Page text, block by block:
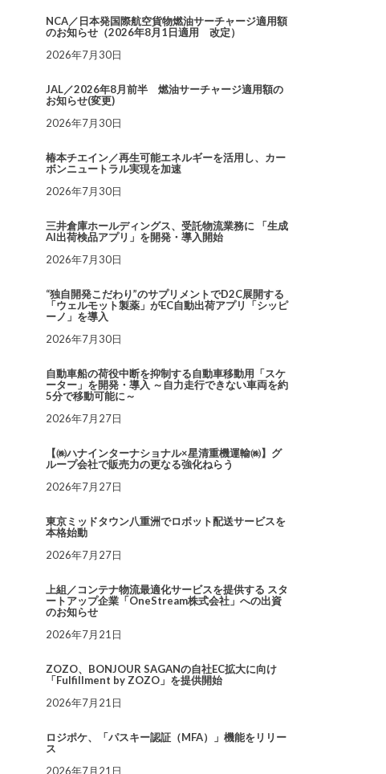
NCA／日本発国際航空貨物燃油サーチャージ適用額
のお知らせ（2026年8月1日適用 改定）
2026年7月30日
JAL／2026年8月前半 燃油サーチャージ適用額の
お知らせ(変更)
2026年7月30日
椿本チエイン／再生可能エネルギーを活用し、カー
ボンニュートラル実現を加速
2026年7月30日
三井倉庫ホールディングス、受託物流業務に 「生成
AI出荷検品アプリ」を開発・導入開始
2026年7月30日
“独自開発こだわり”のサプリメントでD2C展開する
「ウェルモット製薬」がEC自動出荷アプリ「シッピ
ーノ」を導入
2026年7月30日
自動車船の荷役中断を抑制する自動車移動用「スケ
ーター」を開発・導入 ～自力走行できない車両を約
5分で移動可能に～
2026年7月27日
【㈱ハナインターナショナル×星清重機運輸㈱】グ
ループ会社で販売力の更なる強化ねらう
2026年7月27日
東京ミッドタウン八重洲でロボット配送サービスを
本格始動
2026年7月27日
上組／コンテナ物流最適化サービスを提供する スタ
ートアップ企業「OneStream株式会社」への出資
のお知らせ
2026年7月21日
ZOZO、BONJOUR SAGANの自社EC拡大に向け
「Fulfillment by ZOZO」を提供開始
2026年7月21日
ロジポケ、「パスキー認証（MFA）」機能をリリー
ス
2026年7月21日